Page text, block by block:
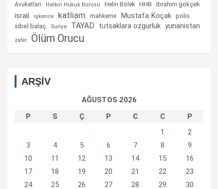
Avukatları
Halkın Hukuk Bürosu Helin Bölek HHB ibrahim gökçek
israil işkence katliam mahkeme Mustafa Koçak polis
sibel balaç Suriye TAYAD tutsaklara ozgurluk yunanistan
zafer Ölüm Orucu
ARŞİV
AĞUSTOS 2026
P
S Ç P C C
P
1
2
3
4 5 6 7 8
9
10
11 12 13 14 15
16
17
18 19 20 21 22
23
24
25 26 27 28 29
30